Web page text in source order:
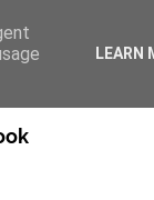
LEARN